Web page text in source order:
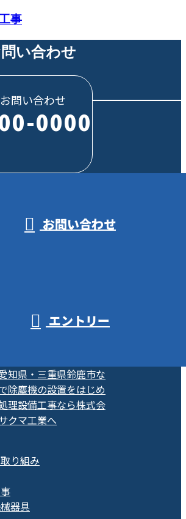
事
い合わせ
問い合わせ
0000
お問い合わせ
エントリー
り組み
器具